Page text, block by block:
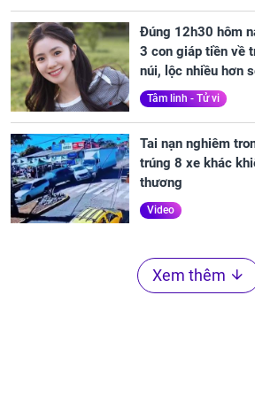
Đúng 12h30 hôm
3 con giáp tiền về
núi, lộc nhiều hơn
Tâm linh - Tử vi
Tai nạn nghiêm
trúng 8 xe khác
thương
Video
Xem thêm